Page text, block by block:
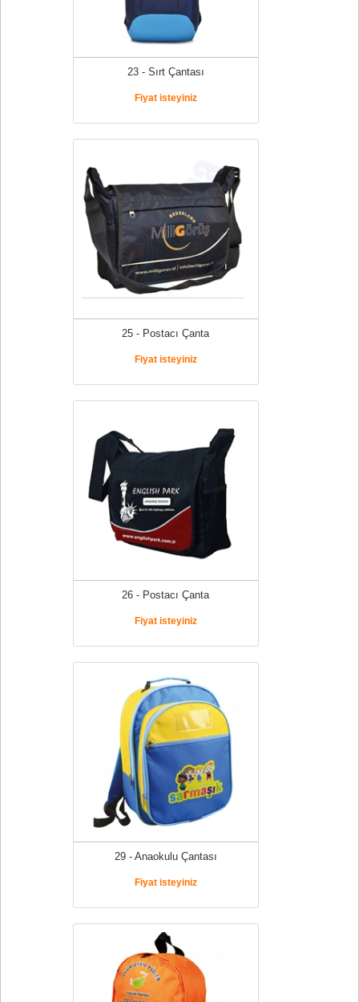
23 - Sırt Çantası
Fiyat isteyiniz
25 - Postacı Çanta
Fiyat isteyiniz
26 - Postacı Çanta
Fiyat isteyiniz
29 - Anaokulu Çantası
Fiyat isteyiniz